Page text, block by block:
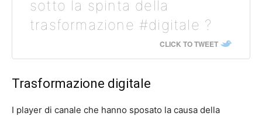
sotto la spinta della
trasformazione #digitale ?
CLICK TO TWEET
Trasformazione digitale
I player di canale che hanno sposato la causa della